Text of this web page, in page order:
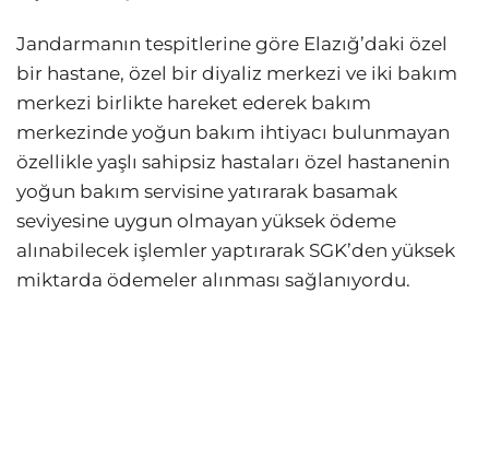
Jandarmanın tespitlerine göre Elazığ’daki özel
bir hastane, özel bir diyaliz merkezi ve iki bakım
merkezi birlikte hareket ederek bakım
merkezinde yoğun bakım ihtiyacı bulunmayan
özellikle yaşlı sahipsiz hastaları özel hastanenin
yoğun bakım servisine yatırarak basamak
seviyesine uygun olmayan yüksek ödeme
alınabilecek işlemler yaptırarak SGK’den yüksek
miktarda ödemeler alınması sağlanıyordu.